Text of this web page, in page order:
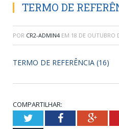
TERMO DE
POR CR2-ADMIN4 EM 18 DE OUTUBRO
TERMO DE REFERÊNCIA (16)
COMPARTILHAR:
TwitterFacebook